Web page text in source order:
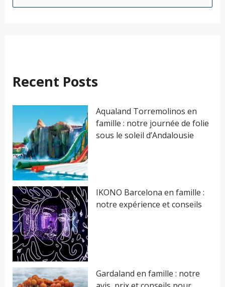
r
h
r
:
Recent Posts
Aqualand Torremolinos en
famille : notre journée de folie
sous le soleil d’Andalousie
IKONO Barcelona en famille :
notre expérience et conseils
Gardaland en famille : notre